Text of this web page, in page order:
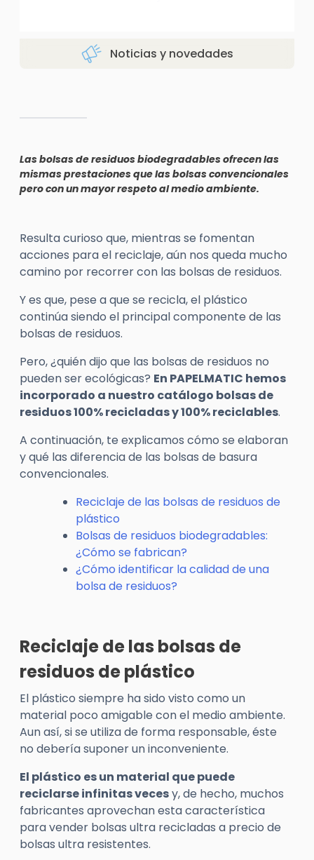
Noticias y novedades
Las bolsas de residuos biodegradables ofrecen las
mismas prestaciones que las bolsas convencionales
pero con un mayor respeto al medio ambiente.
Resulta curioso que, mientras se fomentan
acciones para el reciclaje, aún nos queda mucho
camino por recorrer con las bolsas de residuos.
Y es que, pese a que se recicla, el plástico
continúa siendo el principal componente de las
bolsas de residuos.
Pero, ¿quién dijo que las bolsas de residuos no
pueden ser ecológicas? En PAPELMATIC hemos
incorporado a nuestro catálogo bolsas de
residuos 100% recicladas y 100% reciclables.
A continuación, te explicamos cómo se elaboran
y qué las diferencia de las bolsas de basura
convencionales.
Reciclaje de las bolsas de residuos de
plástico
Bolsas de residuos biodegradables:
¿Cómo se fabrican?
¿Cómo identificar la calidad de una
bolsa de residuos?
Reciclaje de las bolsas de
residuos de plástico
El plástico siempre ha sido visto como un
material poco amigable con el medio ambiente.
Aun así, si se utiliza de forma responsable, éste
no debería suponer un inconveniente.
El plástico es un material que puede
reciclarse infinitas vecesy, de hecho, muchos
fabricantes aprovechan esta característica
para vender bolsas ultra recicladas a precio de
bolsas ultra resistentes.